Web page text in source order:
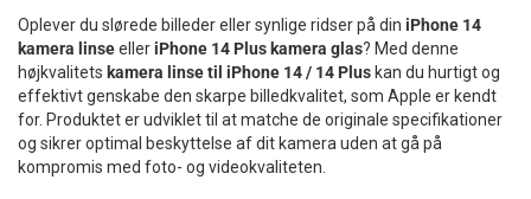
Oplever du slørede billeder eller synlige ridser på din iPhone 14
kamera linseelleriPhone 14 Plus kamera glas? Med denne
højkvalitets kamera linse til iPhone 14 / 14 Plus kan du hurtigt og
effektivt genskabe den skarpe billedkvalitet, som Apple er kendt
for. Produktet er udviklet til at matche de originale specifikationer
og sikrer optimal beskyttelse af dit kamera uden at gå på
kompromis med foto- og videokvaliteten.